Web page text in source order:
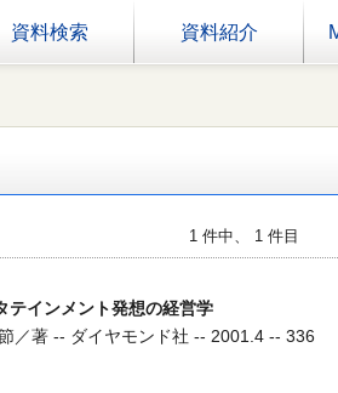
資料検索 資料紹介
1 件中、 1 件目
テインメント発想の経営学
／著 -- ダイヤモンド社 -- 2001.4 -- 336